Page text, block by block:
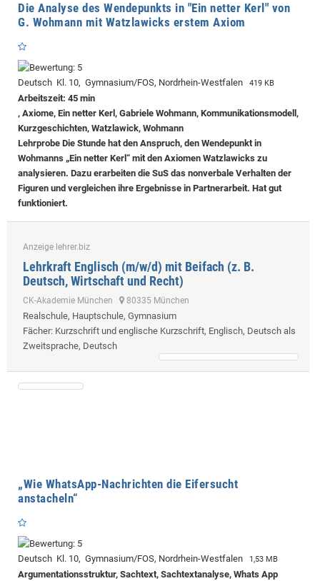
Die Analyse des Wendepunkts in "Ein netter Kerl" von
G. Wohmann mit Watzlawicks erstem Axiom
Deutsch Kl. 10, Gymnasium/FOS, Nordrhein-Westfalen 419 KB
Arbeitszeit: 45 min
, Axiome, Ein netter Kerl, Gabriele Wohmann, Kommunikationsmodell,
Kurzgeschichten, Watzlawick, Wohmann
Lehrprobe Die Stunde hat den Anspruch, den Wendepunkt in
Wohmanns „Ein netter Kerl“ mit den Axiomen Watzlawicks zu
analysieren. Dazu erarbeiten die SuS das nonverbale Verhalten der
Figuren und vergleichen ihre Ergebnisse in Partnerarbeit. Hat gut
funktioniert.
Anzeige lehrer.biz
Lehrkraft Englisch (m/w/d) mit Beifach (z. B.
Deutsch, Wirtschaft und Recht)
CK-Akademie München 80335 München
Realschule, Hauptschule, Gymnasium
Fächer: Kurzschrift und englische Kurzschrift, Englisch, Deutsch als
Zweitsprache, Deutsch
„Wie WhatsApp-Nachrichten die Eifersucht
anstacheln“
Deutsch Kl. 10, Gymnasium/FOS, Nordrhein-Westfalen 1,53 MB
Argumentationsstruktur, Sachtext, Sachtextanalyse, Whats App